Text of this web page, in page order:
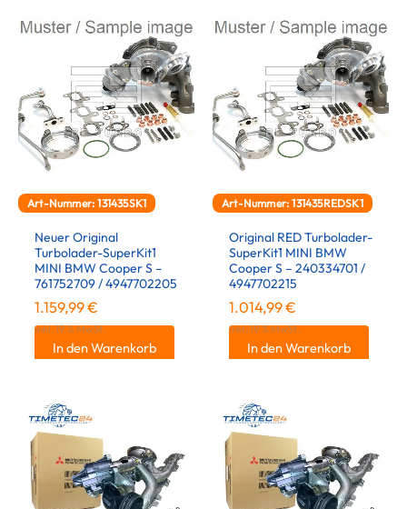
Art-Nummer: 131435SK1
Neuer Original
Turbolader-SuperKit1
MINI BMW Cooper S –
761752709 / 4947702205
1.159,99€
inkl. 19 % MwSt.
In den Warenkorb
Art-Nummer: 131435REDSK1
Original RED Turbolader-
SuperKit1 MINI BMW
Cooper S – 240334701 /
4947702215
1.014,99€
inkl. 19 % MwSt.
In den Warenkorb